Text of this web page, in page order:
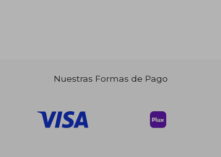
Nuestras Formas de Pago